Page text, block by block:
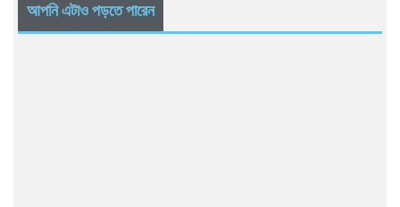
আপনি এটাও পড়তে পারেন